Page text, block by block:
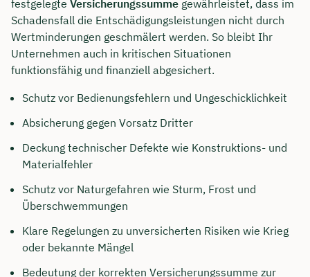
festgelegte Versicherungssumme gewährleistet, dass im
Schadensfall die Entschädigungsleistungen nicht durch
Wertminderungen geschmälert werden. So bleibt Ihr
Unternehmen auch in kritischen Situationen
funktionsfähig und finanziell abgesichert.
Schutz vor Bedienungsfehlern und Ungeschicklichkeit
Absicherung gegen Vorsatz Dritter
Deckung technischer Defekte wie Konstruktions- und
Materialfehler
Schutz vor Naturgefahren wie Sturm, Frost und
Überschwemmungen
Klare Regelungen zu unversicherten Risiken wie Krieg
oder bekannte Mängel
Bedeutung der korrekten Versicherungssumme zur